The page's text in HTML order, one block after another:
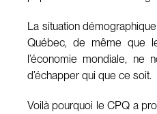
La situation
Québec, de même que
l’économie mondiale, ne
d’échapper qui que ce soit.
Voilà pourquoi le CPQ a